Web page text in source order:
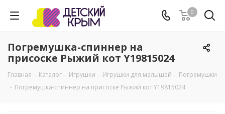
0
Погремушка-спиннер на
присоске Рыжий кот Y19815024
Главная - Каталог - Игрушки - Игрушки для малышей - Погремушки
- Погремушка-спиннер на присоске Рыжий кот Y19815024